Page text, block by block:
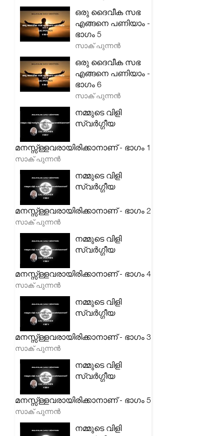
ഒരു ദൈവീക സഭ
എങ്ങനെ പണിയാം -
ഭാഗം 5
സാക് പുന്നൻ
ഒരു ദൈവീക സഭ
എങ്ങനെ പണിയാം -
ഭാഗം 6
സാക് പുന്നൻ
നമ്മുടെ വിളി
സ്വർഗ്ഗീയ
മനസ്സ്ള്ളവരായിരിക്കാനാണ് - ഭാഗം 1
സാക് പുന്നൻ
നമ്മുടെ വിളി
സ്വർഗ്ഗീയ
മനസ്സ്ള്ളവരായിരിക്കാനാണ് - ഭാഗം 2
സാക് പുന്നൻ
നമ്മുടെ വിളി
സ്വർഗ്ഗീയ
മനസ്സ്ള്ളവരായിരിക്കാനാണ് - ഭാഗം 4
സാക് പുന്നൻ
നമ്മുടെ വിളി
സ്വർഗ്ഗീയ
മനസ്സ്ള്ളവരായിരിക്കാനാണ് - ഭാഗം 3
സാക് പുന്നൻ
നമ്മുടെ വിളി
സ്വർഗ്ഗീയ
മനസ്സ്ള്ളവരായിരിക്കാനാണ് - ഭാഗം 5
സാക് പുന്നൻ
നമ്മുടെ വിളി